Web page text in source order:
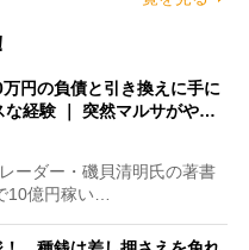
万円の負債と引き換えに手に
な経験 ｜ 突然マルサがや…
ーダー・磯貝清明氏の著書
10億円稼い…